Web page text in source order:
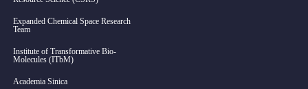
Expanded Chemical Space Research
Team
Institute of Transformative Bio-
Molecules (ITbM)
Academia Sinica